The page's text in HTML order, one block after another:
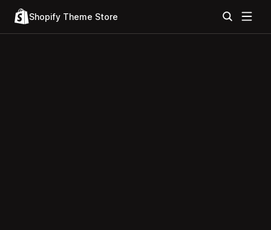
Shopify Theme Store